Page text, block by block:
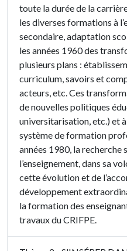
toute la durée de la
les diverses formations à
secondaire, adaptation
les années 1960 des
plusieurs plans :
curriculum, savoirs et
acteurs, etc. Ces
de nouvelles politiques
universitarisation, etc.) et
système de formation
années 1980, la recherche
l’enseignement, dans sa
cette évolution et de
développement
la formation des
travaux du CRIFPE.